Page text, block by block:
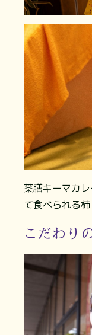
薬膳キーマカ
て食べられる
こだわり